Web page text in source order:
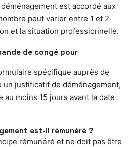
est accordé aux
peut varier entre 1 et 2
et la situation professionnelle.
de congé pour
spécifique auprès de
justificatif de déménagement,
au moins 15 jours avant la date
est-il rémunéré ?
rémunéré et ne doit pas être